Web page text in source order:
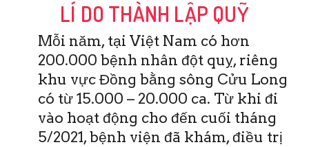
LÍ DO THÀNH LẬP QUỸ
Mỗi năm, tại Việt Nam có hơn
200.000 bệnh nhân đột quỵ, riêng
khu vực Đồng bằng sông Cửu Long
có từ 15.000 – 20.000 ca. Từ khi đi
vào hoạt động cho đến cuối tháng
5/2021, bệnh viện đã khám, điều trị